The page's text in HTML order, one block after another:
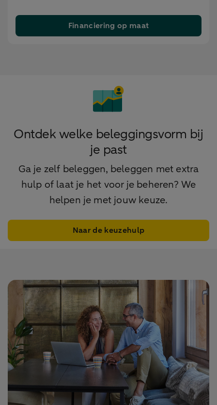
Financiering op maat
Ontdek welke beleggingsvorm bij
je past
Ga je zelf beleggen, beleggen met extra
hulp of laat je het voor je beheren? We
helpen je met jouw keuze.
Naar de keuzehulp